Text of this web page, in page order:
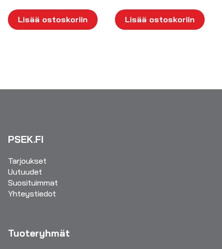
Lisää ostoskoriin Lisää ostoskoriin
PSEK.FI
Tarjoukset
Uutuudet
Suosituimmat
Yhteystiedot
Tuoteryhmät